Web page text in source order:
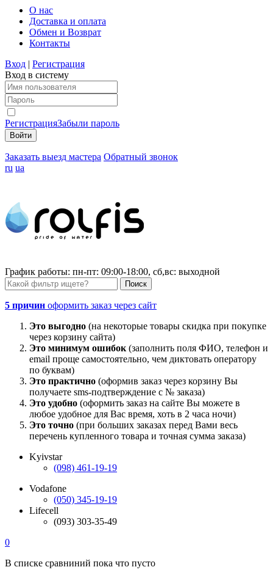
О нас
Доставка и оплата
Обмен и Возврат
Контакты
Вход | Регистрация
Вход в систему
РегистрацияЗабыли пароль
Заказать выезд мастера Обратный звонок
ru ua
График работы: пн-пт: 09:00-18:00, сб,вс: выходной
5 причин оформить заказ через сайт
Это выгодно (на некоторые товары скидка при покупке
через корзину сайта)
Это минимум ошибок (заполнить поля ФИО, телефон и
email проще самостоятельно, чем диктовать оператору
по буквам)
Это практично (оформив заказ через корзину Вы
получаете sms-подтверждение с № заказа)
Это удобно (оформить заказ на сайте Вы можете в
любое удобное для Вас время, хоть в 2 часа ночи)
Это точно (при больших заказах перед Вами весь
перечень купленного товара и точная сумма заказа)
Kyivstar
(098) 461-19-19
Vodafone
(050) 345-19-19
Lifecell
(093) 303-35-49
0
В списке сравниний пока что пусто